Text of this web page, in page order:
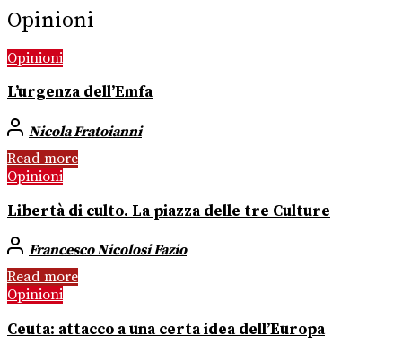
Opinioni
Opinioni
L’urgenza dell’Emfa
Nicola Fratoianni
Read more
Opinioni
Libertà di culto. La piazza delle tre Culture
Francesco Nicolosi Fazio
Read more
Opinioni
Ceuta: attacco a una certa idea dell’Europa